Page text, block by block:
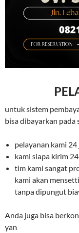
untuk sistem
bisa dibayarkan pada
pelayanan kami
kami siapa kirim
tim kami sangat
kami akan
tanpa dipungut
Anda juga bisa
yan